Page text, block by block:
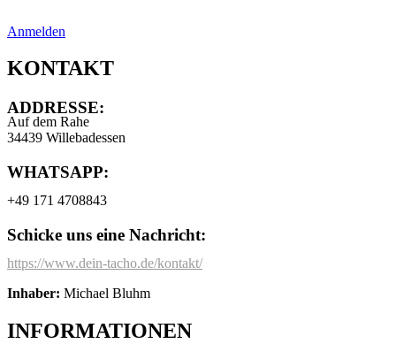
Anmelden
KONTAKT
ADDRESSE:
Auf dem Rahe
34439 Willebadessen
WHATSAPP:
+49 171 4708843
Schicke uns eine Nachricht:
https://www.dein-tacho.de/kontakt/
Inhaber: Michael Bluhm
INFORMATIONEN